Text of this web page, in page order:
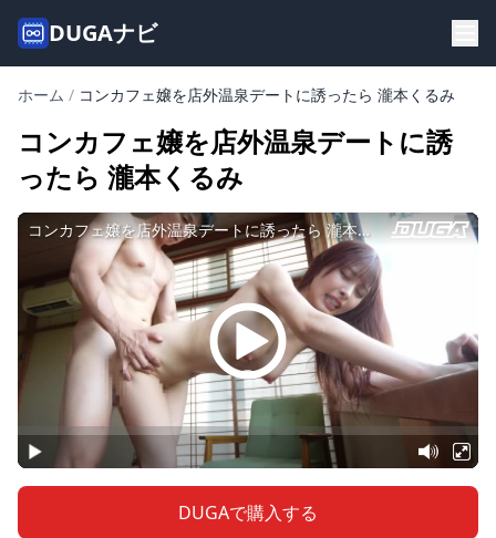
DUGAナビ
ホーム / コンカフェ嬢を店外温泉デートに誘ったら 瀧本くるみ
コンカフェ嬢を店外温泉デートに誘
ったら 瀧本くるみ
DUGAで購入する